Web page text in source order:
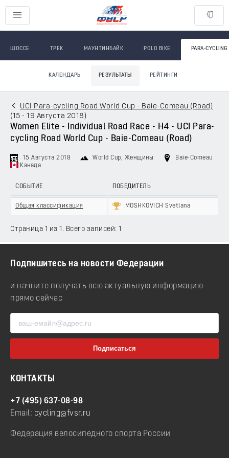
ШОССЕ ТРЕК МАУНТИНБАЙК POLO BIKE PARA-CYCLING
КАЛЕНДАРЬ РЕЗУЛЬТАТЫ РЕЙТИНГИ
UCI Para-cycling Road World Cup - Baie-Comeau (Road)
(15 - 19 Августа 2018 )
Women Elite - Individual Road Race - H4 - UCI Para-
cycling Road World Cup - Baie-Comeau (Road)
15 Августа 2018 World Cup, Женщины
Baie-Comeau
Канада
СОБЫТИЕ ПОБЕДИТЕЛЬ
Общая классификация MOSHKOVICH Svetlana
Страница 1 из 1. Всего записей: 1
Подпишитесь на новости Федерации
и начните получать всю актуальную информацию
прямо сейчас
КОНТАКТЫ
+7 (495) 637-08-98
Email: cycling@fvsr.ru
Федерация велосипедного спорта России